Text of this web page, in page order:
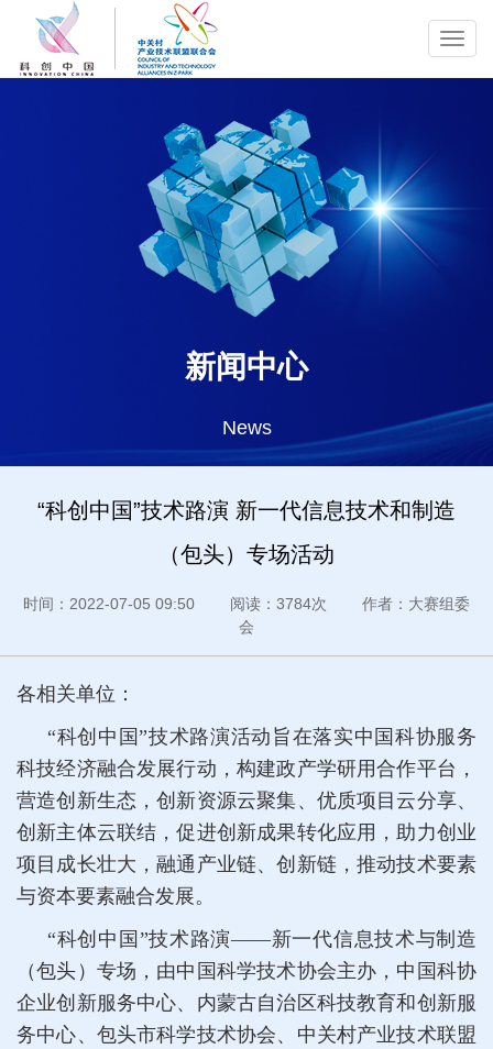
新闻中心
News
“科创中国”技术路演 新一代信息技术和制造
（包头）专场活动
时间：2022-07-05 09:50 阅读：3784次 作者：大赛组委
会
各相关单位：
“科创中国”技术路演活动旨在落实中国科协服务
科技经济融合发展行动，构建政产学研用合作平台，
营造创新生态，创新资源云聚集、优质项目云分享、
创新主体云联结，促进创新成果转化应用，助力创业
项目成长壮大，融通产业链、创新链，推动技术要素
与资本要素融合发展。
“科创中国”技术路演——新一代信息技术与制造
（包头）专场，由中国科学技术协会主办，中国科协
企业创新服务中心、内蒙古自治区科技教育和创新服
务中心、包头市科学技术协会、中关村产业技术联盟